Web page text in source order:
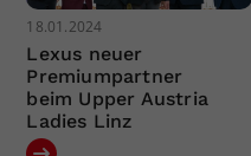
18.01.2024
Lexus neuer
Premiumpartner
beim Upper Austria
Ladies Linz